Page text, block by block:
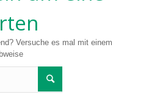
Versuche es mal mit einem